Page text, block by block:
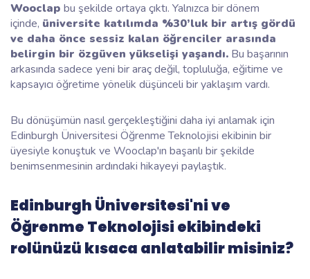
Wooclap bu şekilde ortaya çıktı. Yalnızca bir dönem
içinde, üniversite katılımda %30’luk bir artış gördü
ve daha önce sessiz kalan öğrenciler arasında
belirgin bir özgüven yükselişi yaşandı. Bu başarının
arkasında sadece yeni bir araç değil, topluluğa, eğitime ve
kapsayıcı öğretime yönelik düşünceli bir yaklaşım vardı.
Bu dönüşümün nasıl gerçekleştiğini daha iyi anlamak için
Edinburgh Üniversitesi Öğrenme Teknolojisi ekibinin bir
üyesiyle konuştuk ve Wooclap'ın başarılı bir şekilde
benimsenmesinin ardındaki hikayeyi paylaştık.
Edinburgh Üniversitesi'ni ve
Öğrenme Teknolojisi ekibindeki
rolünüzü kısaca anlatabilir misiniz?